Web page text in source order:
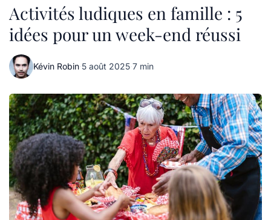
Activités ludiques en famille : 5
idées pour un week-end réussi
Kévin Robin·5 août 2025·7 min